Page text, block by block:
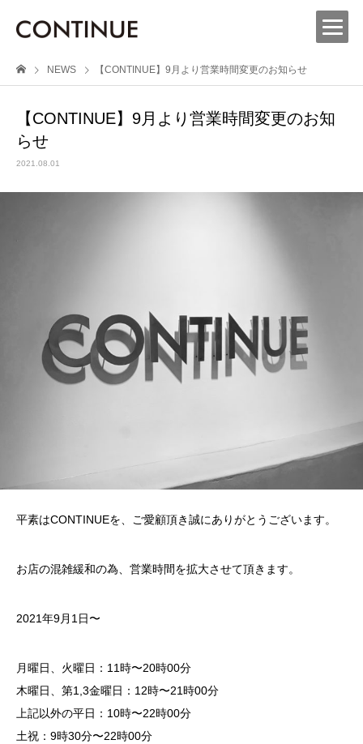
NEWS 【CONTINUE】9月より営業時間変更のお知らせ
【CONTINUE】9月より営業時間変更のお知
らせ
2021.08.01
平素はCONTINUEを、ご愛顧頂き誠にありがとうございます。
お店の混雑緩和の為、営業時間を拡大させて頂きます。
2021年9月1日〜
月曜日、火曜日：11時〜20時00分
木曜日、第1,3金曜日：12時〜21時00分
上記以外の平日：10時〜22時00分
土祝：9時30分〜22時00分